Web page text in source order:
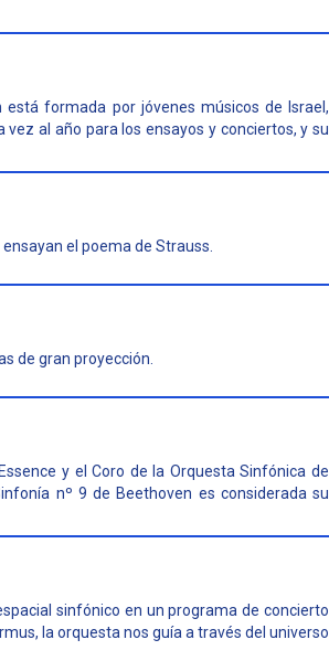
está formada por jóvenes músicos de Israel,
al año para los ensayos y conciertos, y su
el poema de Strauss.
de gran proyección.
y el Coro de la Orquesta Sinfónica de
nº 9 de Beethoven es considerada su
sinfónico en un programa de concierto
la orquesta nos guía a través del universo